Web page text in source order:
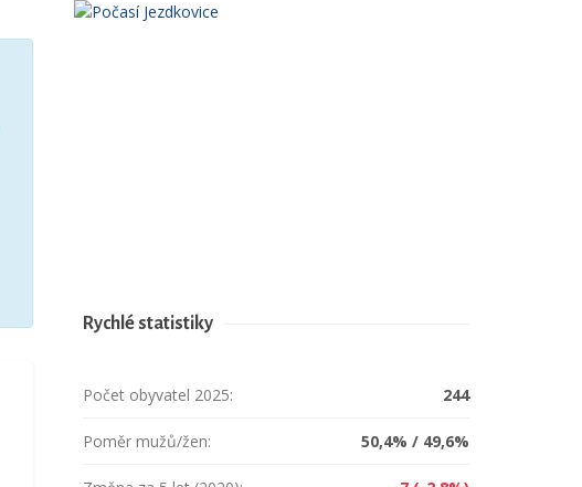
Rychlé statistiky
Počet obyvatel 2025: 244
Poměr mužů/žen: 50,4% / 49,6%